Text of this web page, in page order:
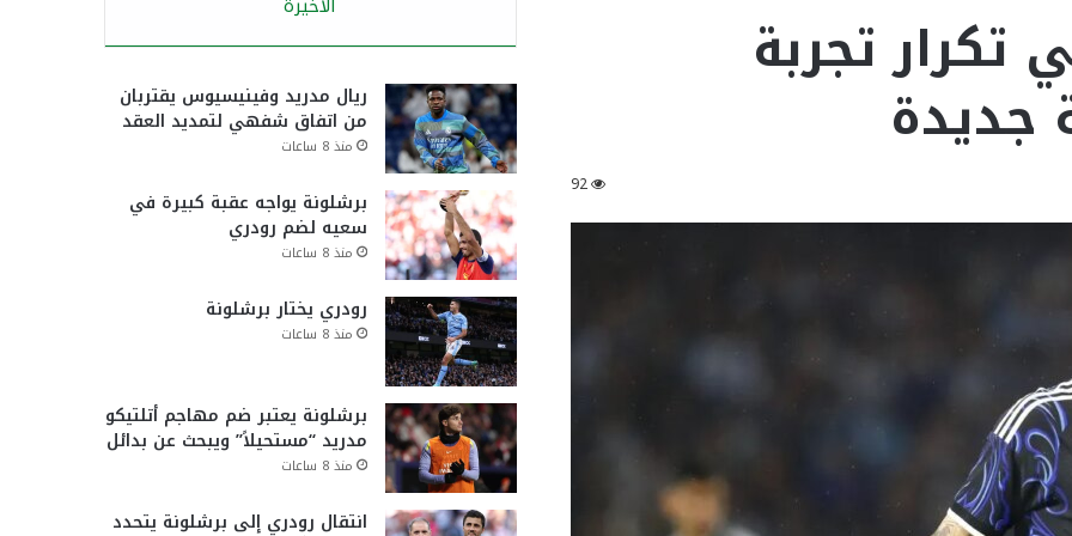
تكرار تجربة
جديدة
92
ريال مدريد وفينيسيوس يقتربان
من اتفاق شفهي لتمديد العقد
منذ 8 ساعات
برشلونة يواجه عقبة كبيرة في
سعيه لضم رودري
منذ 8 ساعات
رودري يختار برشلونة
منذ 8 ساعات
برشلونة يعتبر ضم مهاجم أتلتيكو
مدريد “مستحيلاً” ويبحث عن بدائل
منذ 8 ساعات
انتقال رودري إلى برشلونة يتحدد